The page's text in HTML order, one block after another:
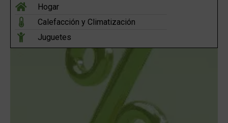
Hogar
Calefacción y Climatización
Juguetes